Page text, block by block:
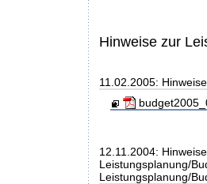
Hinweise zur
11.02.2005:
12.11.2004:
Leistungsplanung/
Leistungsplanung/